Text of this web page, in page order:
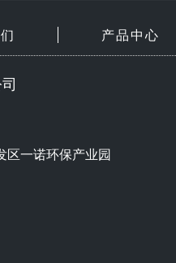
产品中心
区一诺环保产业园